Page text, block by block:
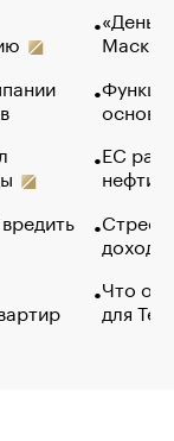
Маск в
основ
ЕС
нефти
Что
для